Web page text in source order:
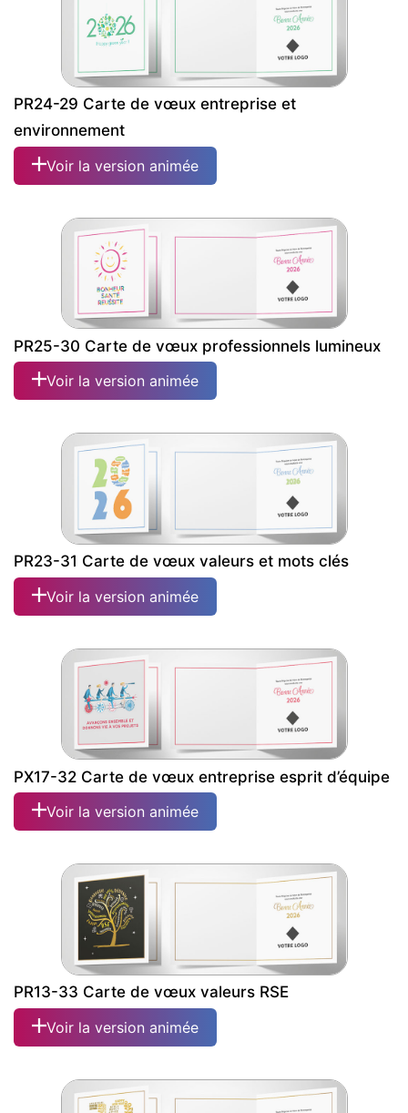
PR24-29 Carte de vœux entreprise et
environnement
Voir la version animée
PR25-30 Carte de vœux professionnels lumineux
Voir la version animée
PR23-31 Carte de vœux valeurs et mots clés
Voir la version animée
PX17-32 Carte de vœux entreprise esprit d’équipe
Voir la version animée
PR13-33 Carte de vœux valeurs RSE
Voir la version animée